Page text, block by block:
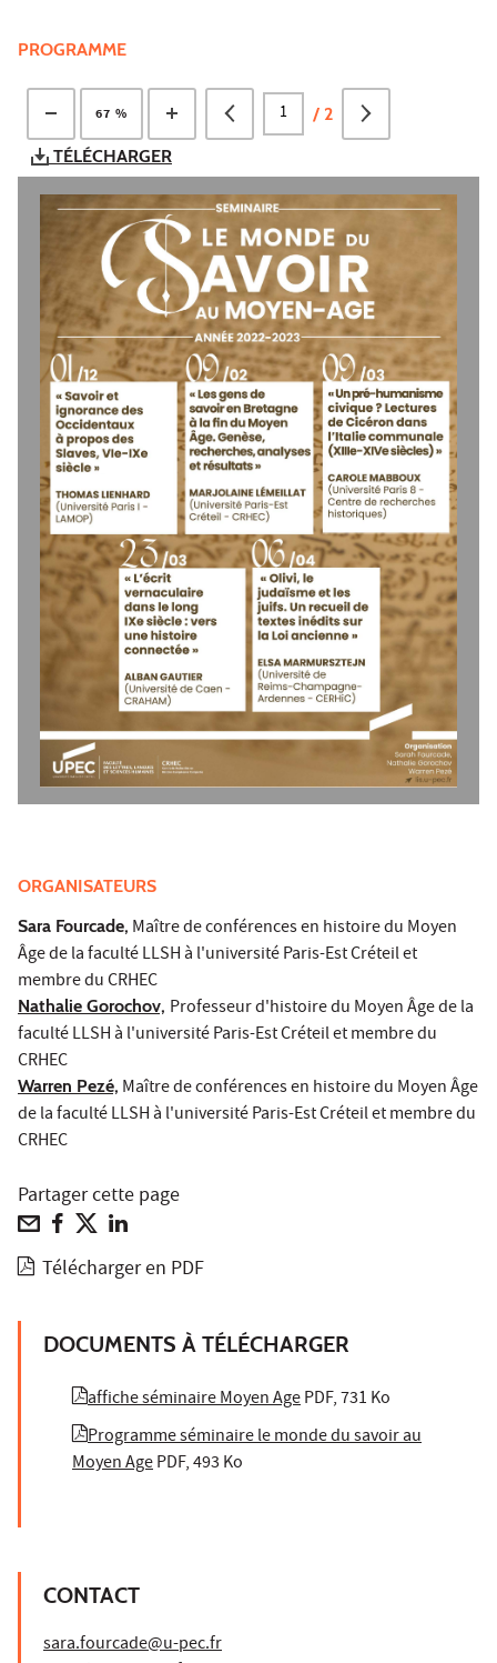
PROGRAMME
67 % / 2
TÉLÉCHARGER
ORGANISATEURS
Sara Fourcade, Maître de conférences en histoire du Moyen
Âge de la faculté LLSH à l'université Paris-Est Créteil et
membre du CRHEC
Nathalie Gorochov, Professeur d'histoire du Moyen Âge de la
faculté LLSH à l'université Paris-Est Créteil et membre du
CRHEC
Warren Pezé, Maître de conférences en histoire du Moyen Âge
de la faculté LLSH à l'université Paris-Est Créteil et membre du
CRHEC
Partager cette page
Télécharger en PDF
DOCUMENTS À TÉLÉCHARGER
affiche séminaire Moyen AgePDF, 731 Ko
Programme séminaire le monde du savoir au
Moyen AgePDF, 493 Ko
CONTACT
sara.fourcade@u-pec.fr